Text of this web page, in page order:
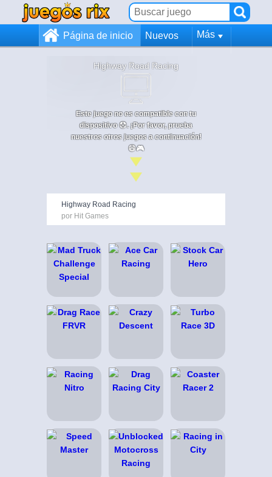
Página de inicio Nuevos Más
Highway Road Racing
Este juego no es compatible con tu
dispositivo 😞. ¡Por favor, prueba
nuestros otros juegos a continuación!
😄🎮
Highway Road Racing
por Hit Games